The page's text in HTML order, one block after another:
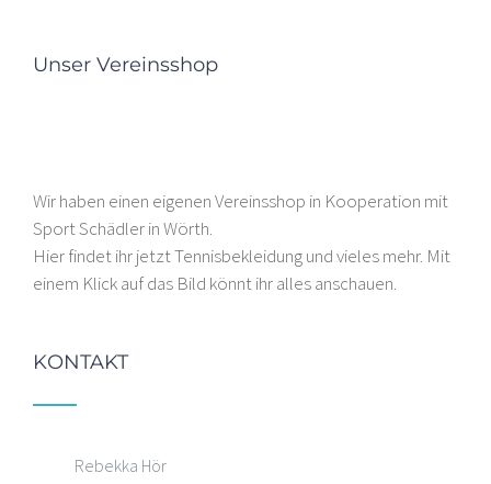
Unser Vereinsshop
Wir haben einen eigenen Vereinsshop in Kooperation mit
Sport Schädler in Wörth.
Hier findet ihr jetzt Tennisbekleidung und vieles mehr. Mit
einem Klick auf das Bild könnt ihr alles anschauen.
KONTAKT
Rebekka Hör